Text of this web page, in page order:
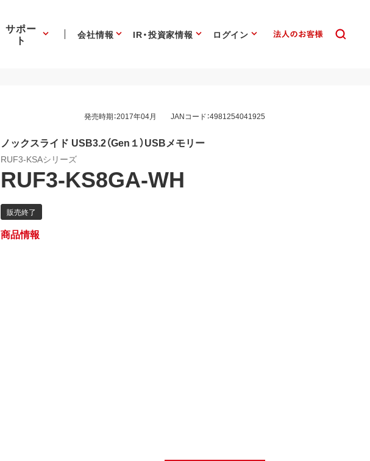
サポー
ト 会社情報 IR・投資家情報 ログイン
発売時期：2017年04月 JANコード：4981254041925
ノックスライド USB3.2（Gen１）USBメモリー
RUF3-KSAシリーズ
RUF3-KS8GA-WH
商品情報